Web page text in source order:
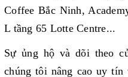
Coffee Bắc Ninh,
L tầng 65 Lotte Centre...
Sự ủng hộ và dõi theo
chúng tôi nâng cao uy